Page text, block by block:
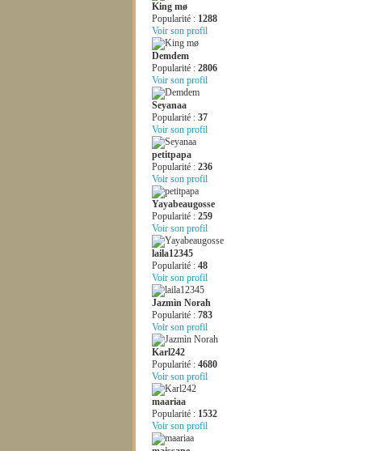
King mø
Popularité : 1288
Voir son profil
Demdem
Popularité : 2806
Voir son profil
Seyanaa
Popularité : 37
Voir son profil
petitpapa
Popularité : 236
Voir son profil
Yayabeaugosse
Popularité : 259
Voir son profil
laila12345
Popularité : 48
Voir son profil
Jazmìn Norah
Popularité : 783
Voir son profil
Karl242
Popularité : 4680
Voir son profil
maariaa
Popularité : 1532
Voir son profil